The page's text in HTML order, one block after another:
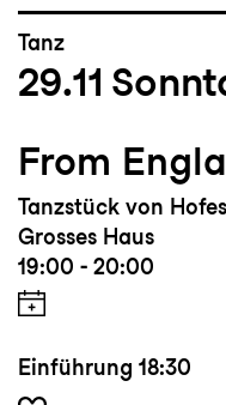
Tanz
29.11
From
Tanzstück von
Grosses Haus
19:00 - 20:00
Einführung 18:30